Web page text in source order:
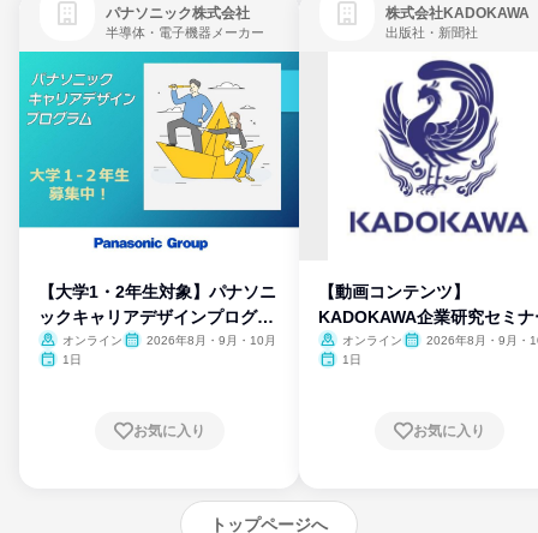
パナソニック株式会社
半導体・電子機器メーカー
【大学1・2年生対象】パナソニ
ックキャリアデザインプログラ
ム
オンライン
2026年8月・9月・10月
1日
お気に入り
株式会社KADOKAWA
出版社・新聞社
【動画コンテンツ】
KADOKAWA企業研究セミナ
オンライン
2026年8月・9月・
1日
お気に入り
トップページへ